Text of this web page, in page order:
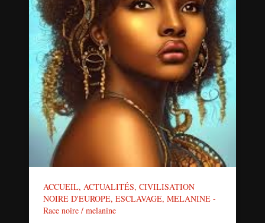
ACCUEIL, ACTUALITÉS, CIVILISATION
NOIRE D'EUROPE, ESCLAVAGE, MELANINE -
Race noire/ melanine